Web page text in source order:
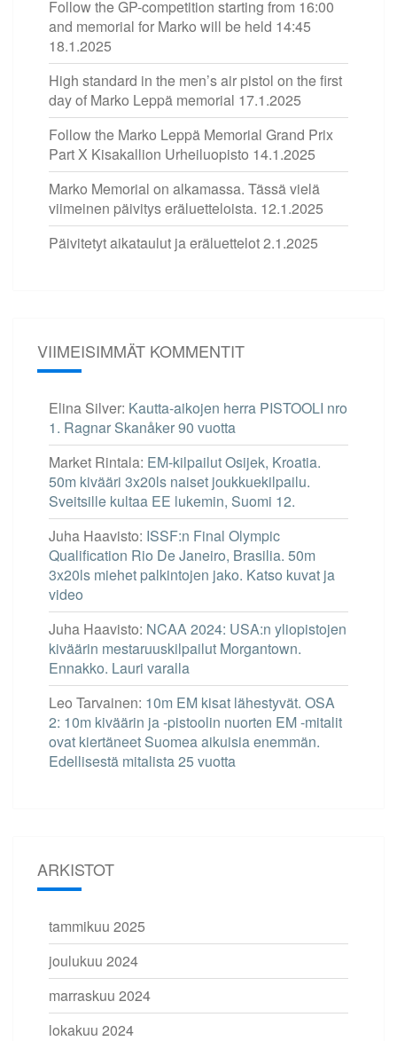
Follow the GP-competition starting from 16:00
and memorial for Marko will be held 14:45
18.1.2025
High standard in the men’s air pistol on the first
day of Marko Leppä memorial 17.1.2025
Follow the Marko Leppä Memorial Grand Prix
Part X Kisakallion Urheiluopisto 14.1.2025
Marko Memorial on alkamassa. Tässä vielä
viimeinen päivitys eräluetteloista. 12.1.2025
Päivitetyt aikataulut ja eräluettelot2.1.2025
VIIMEISIMMÄT KOMMENTIT
Elina Silver: Kautta-aikojen herra PISTOOLI nro
1. Ragnar Skanåker 90 vuotta
Market Rintala: EM-kilpailut Osijek, Kroatia.
50m kivääri 3x20ls naiset joukkuekilpailu.
Sveitsille kultaa EE lukemin, Suomi 12.
Juha Haavisto: ISSF:n Final Olympic
Qualification Rio De Janeiro, Brasilia. 50m
3x20ls miehet palkintojen jako. Katso kuvat ja
video
Juha Haavisto: NCAA 2024: USA:n yliopistojen
kiväärin mestaruuskilpailut Morgantown.
Ennakko. Lauri varalla
Leo Tarvainen: 10m EM kisat lähestyvät. OSA
2: 10m kiväärin ja -pistoolin nuorten EM -mitalit
ovat kiertäneet Suomea aikuisia enemmän.
Edellisestä mitalista 25 vuotta
ARKISTOT
tammikuu 2025
joulukuu 2024
marraskuu 2024
lokakuu 2024